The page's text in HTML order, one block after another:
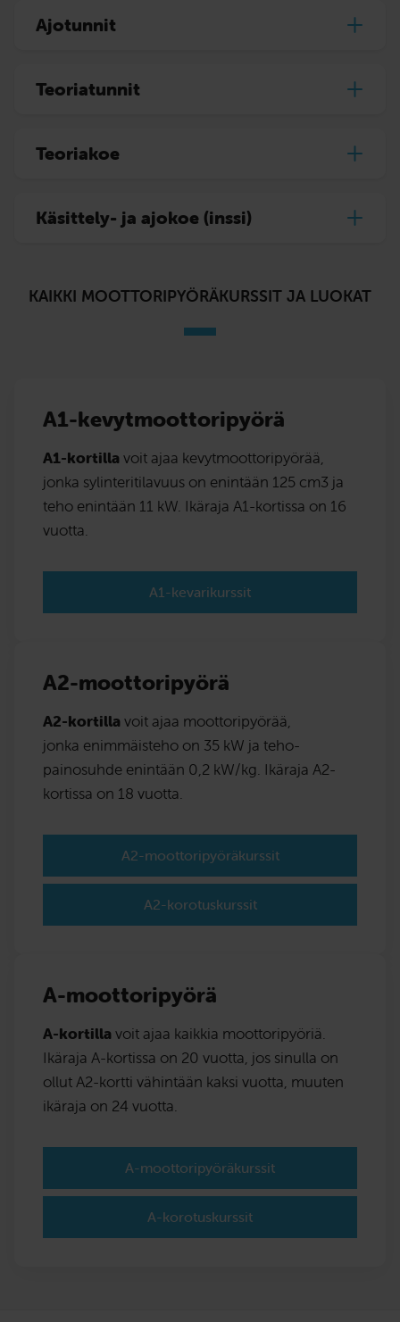
Ajotunnit
Teoriatunnit
Teoriakoe
Käsittely- ja ajokoe (inssi)
KAIKKI MOOTTORIPYÖRÄKURSSIT JA LUOKAT
A1-kevytmoottoripyörä
A1-kortillavoit ajaa kevytmoottoripyörää,
jonka sylinteritilavuus on enintään 125 cm3 ja
teho enintään 11 kW. Ikäraja A1-kortissa on 16
vuotta.
A1-kevarikurssit
A2-moottoripyörä
A2-kortillavoit ajaa moottoripyörää,
jonka enimmäisteho on 35 kW ja teho-
painosuhde enintään 0,2 kW/kg. Ikäraja A2-
kortissa on 18 vuotta.
A2-moottoripyöräkurssit
A2-korotuskurssit
A-moottoripyörä
A-kortillavoit ajaa kaikkia moottoripyöriä.
Ikäraja A-kortissa on 20 vuotta, jos sinulla on
ollut A2-kortti vähintään kaksi vuotta, muuten
ikäraja on 24 vuotta.
A-moottoripyöräkurssit
A-korotuskurssit